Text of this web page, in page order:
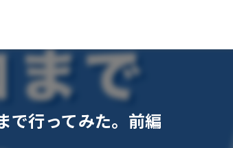
で行ってみた。前編